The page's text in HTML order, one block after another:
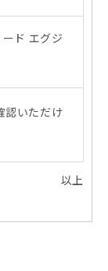
ド エグジ
認いただけ
以上